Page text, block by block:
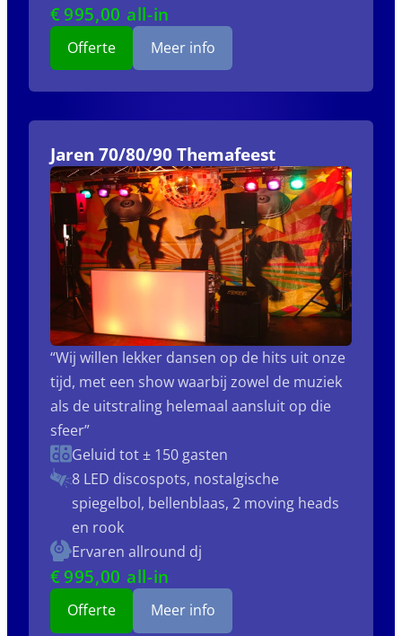
€995,00 all-in
Offerte Meer info
Jaren 70/80/90 Themafeest
“Wij willen lekker dansen op de hits uit onze
tijd, met een show waarbij zowel de muziek
als de uitstraling helemaal aansluit op die
sfeer”
Geluid tot ± 150 gasten
8 LED discospots, nostalgische
spiegelbol, bellenblaas, 2 moving heads
en rook
Ervaren allround dj
€995,00 all-in
Offerte Meer info